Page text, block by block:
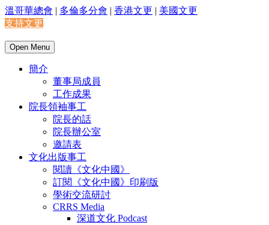
溫哥華總會 | 多倫多分會 | 香港文更 | 美國文更
支持文更
Open Menu
簡介
董事局成員
工作成果
院長領袖事工
院長的話
院長辦公室
邀請表
文化出版事工
閱讀《文化中國》
訂閱《文化中國》印刷版
學術交流研討
CRRS Media
深道文化 Podcast